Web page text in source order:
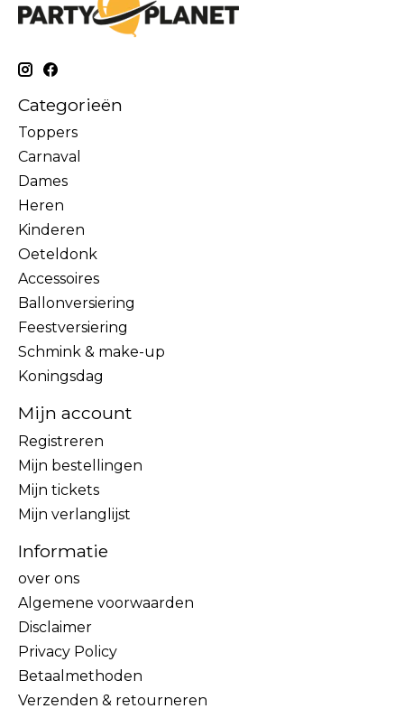
Categorieën
Toppers
Carnaval
Dames
Heren
Kinderen
Oeteldonk
Accessoires
Ballonversiering
Feestversiering
Schmink & make-up
Koningsdag
Mijn account
Registreren
Mijn bestellingen
Mijn tickets
Mijn verlanglijst
Informatie
over ons
Algemene voorwaarden
Disclaimer
Privacy Policy
Betaalmethoden
Verzenden & retourneren